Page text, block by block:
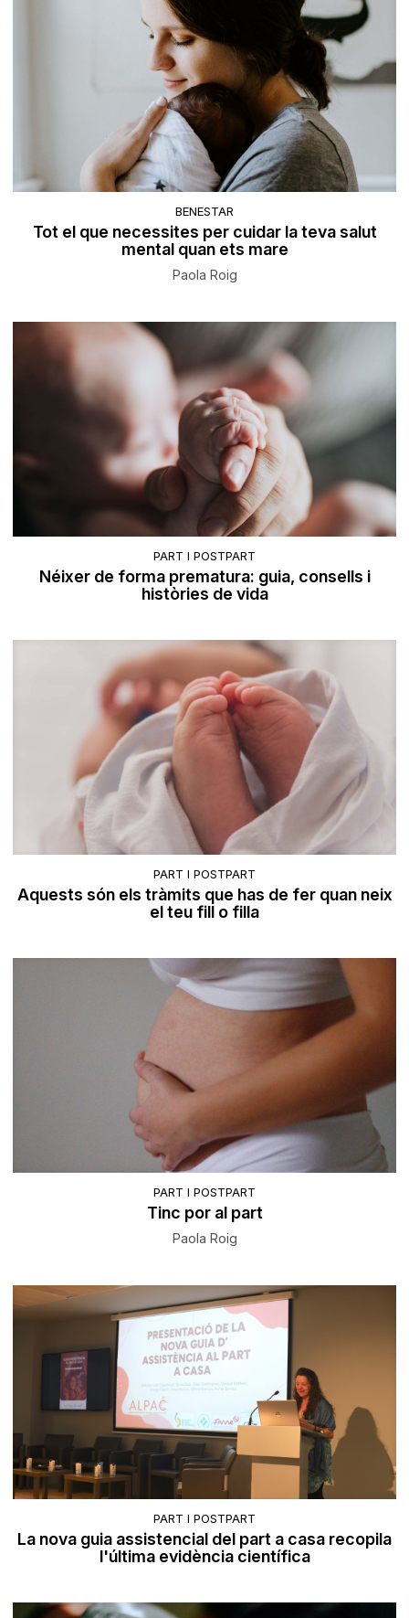
BENESTAR
Tot el que necessites per cuidar la teva salut
mental quan ets mare
Paola Roig
PART I POSTPART
Néixer de forma prematura: guia, consells i
històries de vida
PART I POSTPART
Aquests són els tràmits que has de fer quan neix
el teu fill o filla
PART I POSTPART
Tinc por al part
Paola Roig
PART I POSTPART
La nova guia assistencial del part a casa recopila
l'última evidència científica